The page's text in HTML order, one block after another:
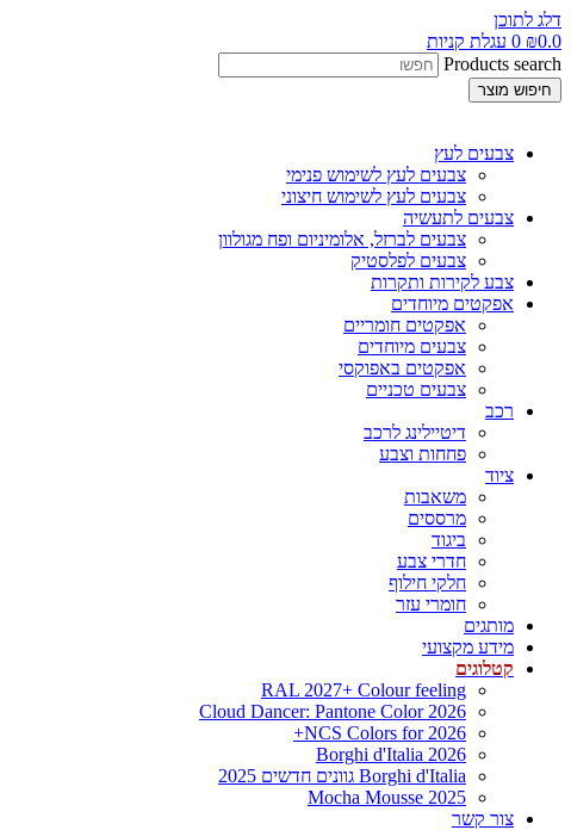
דלג לתוכן
₪0.0
0 עגלת קניות
Products search
חיפוש מוצר
צבעים לעץ
צבעים לעץ לשימוש פנימי
צבעים לעץ לשימוש חיצוני
צבעים לתעשיה
צבעים לברזל, אלומיניום ופח מגולוון
צבעים לפלסטיק
צבע לקירות ותקרות
אפקטים מיוחדים
אפקטים חומריים
צבעים מיוחדים
אפקטים באפוקסי
צבעים טכניים
רכב
דיטיילינג לרכב
פחחות וצבע
ציוד
משאבות
מרססים
ביגוד
חדרי צבע
חלקי חילוף
חומרי עזר
מותגים
מידע מקצועי
קטלוגים
RAL 2027+ Colour feeling
Cloud Dancer: Pantone Color 2026
NCS Colors for 2026+
Borghi d'Italia 2026
Borghi d'Italia גוונים חדשים 2025
Mocha Mousse 2025
צור קשר